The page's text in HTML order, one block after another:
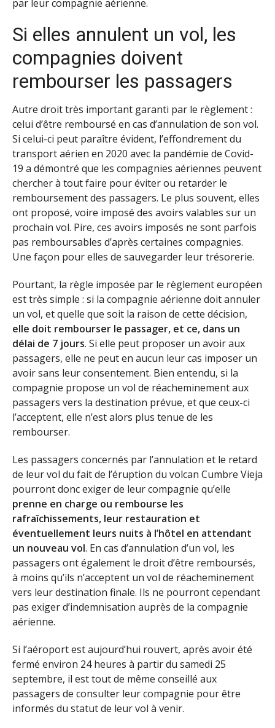
par leur compagnie aérienne.
Si elles annulent un vol, les
compagnies doivent
rembourser les passagers
Autre droit très important garanti par le règlement :
celui d’être remboursé en cas d’annulation de son vol.
Si celui-ci peut paraître évident, l’effondrement du
transport aérien en 2020 avec la pandémie de Covid-
19 a démontré que les compagnies aériennes peuvent
chercher à tout faire pour éviter ou retarder le
remboursement des passagers. Le plus souvent, elles
ont proposé, voire imposé des avoirs valables sur un
prochain vol. Pire, ces avoirs imposés ne sont parfois
pas remboursables d’après certaines compagnies.
Une façon pour elles de sauvegarder leur trésorerie.
Pourtant, la règle imposée par le règlement européen
est très simple : si la compagnie aérienne doit annuler
un vol, et quelle que soit la raison de cette décision,
elle doit rembourser le passager, et ce, dans un
délai de 7 jours. Si elle peut proposer un avoir aux
passagers, elle ne peut en aucun leur cas imposer un
avoir sans leur consentement. Bien entendu, si la
compagnie propose un vol de réacheminement aux
passagers vers la destination prévue, et que ceux-ci
l’acceptent, elle n’est alors plus tenue de les
rembourser.
Les passagers concernés par l’annulation et le retard
de leur vol du fait de l’éruption du volcan Cumbre Vieja
pourront donc exiger de leur compagnie qu’elle
prenne en charge ou rembourse les
rafraîchissements, leur restauration et
éventuellement leurs nuits à l’hôtel en attendant
un nouveau vol. En cas d’annulation d’un vol, les
passagers ont également le droit d’être remboursés,
à moins qu’ils n’acceptent un vol de réacheminement
vers leur destination finale. Ils ne pourront cependant
pas exiger d’indemnisation auprès de la compagnie
aérienne.
Si l’aéroport est aujourd’hui rouvert, après avoir été
fermé environ 24 heures à partir du samedi 25
septembre, il est tout de même conseillé aux
passagers de consulter leur compagnie pour être
informés du statut de leur vol à venir.